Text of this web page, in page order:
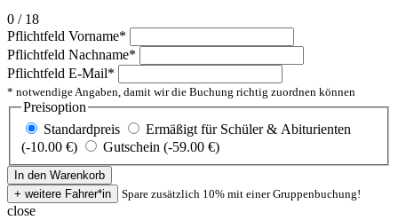
0 / 18
Pflichtfeld Vorname*
Pflichtfeld Nachname*
Pflichtfeld E-Mail*
* notwendige Angaben, damit wir die Buchung richtig zuordnen können
Preisoption
Standardpreis
Ermäßigt für Schüler & Abiturienten
(-10.00 €)
Gutschein (-59.00 €)
Spare zusätzlich 10% mit einer Gruppenbuchung!
close